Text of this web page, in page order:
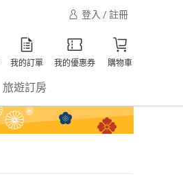
登入 / 註冊
我的訂單 我的優惠券 購物車
旅遊訂房